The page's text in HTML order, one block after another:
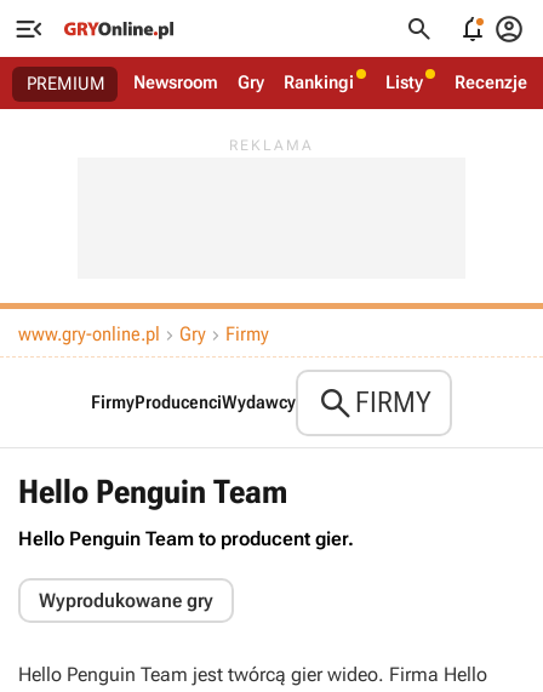
   
PREMIUM Newsroom Gry Rankingi Listy Recenzje
www.gry-online.pl  Gry  Firmy
FirmyProducenciWydawcy FIRMY
Hello Penguin Team
Hello Penguin Team to producent gier.
Wyprodukowane gry
Hello Penguin Team jest twórcą gier wideo. Firma Hello